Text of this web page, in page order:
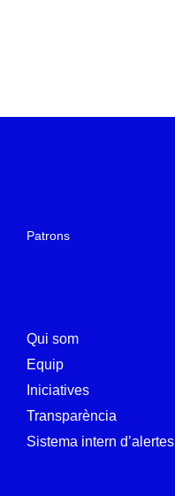
Patrons
Qui som
Equip
Iniciatives
Transparència
Sistema intern d’alertes